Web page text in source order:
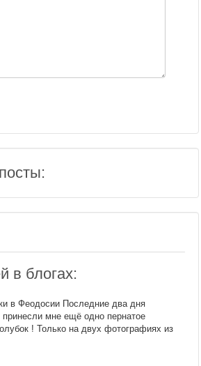
в блогах:
в Феодосии Последние два дня
принесли мне ещё одно пернатое
! Только на двух фотографиях из